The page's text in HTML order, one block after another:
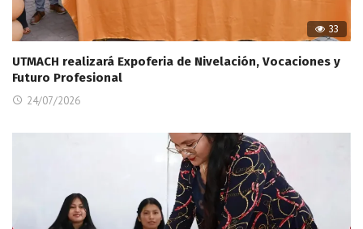
33
UTMACH realizará Expoferia de Nivelación, Vocaciones y
Futuro Profesional
24/07/2026